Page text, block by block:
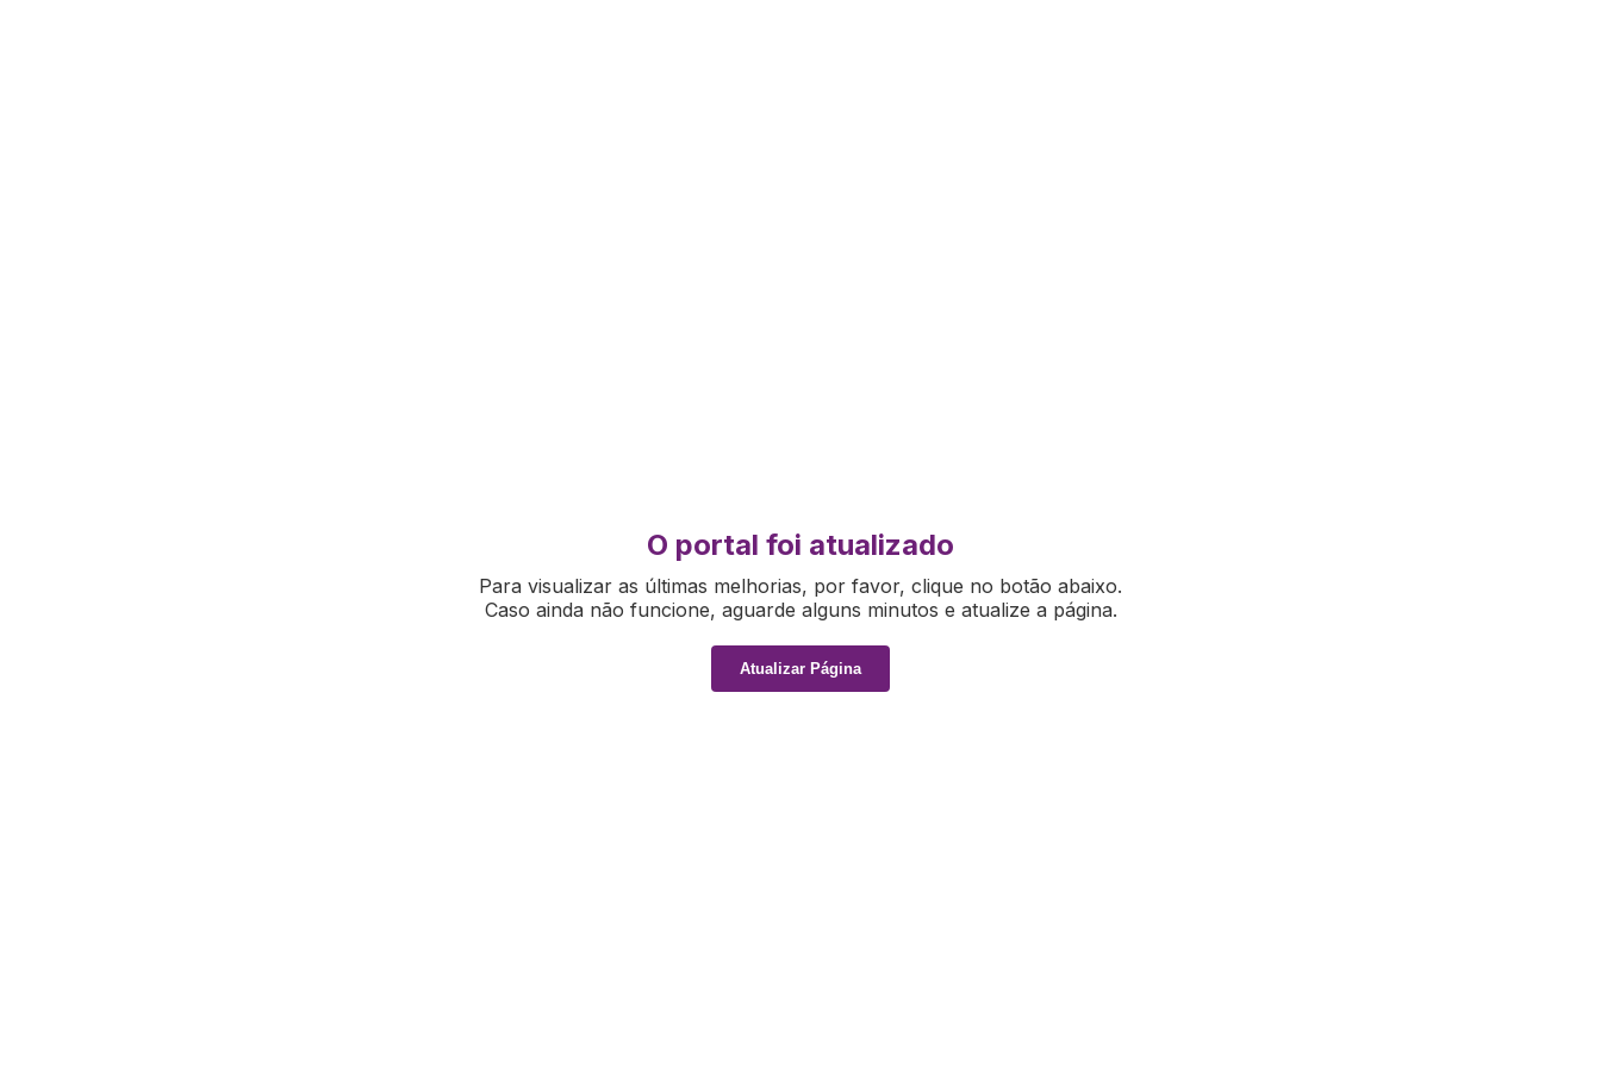
O portal foi atualizado
Para visualizar as últimas melhorias, por favor, clique no botão abaixo.
Caso ainda não funcione, aguarde alguns minutos e atualize a página.
Atualizar Página